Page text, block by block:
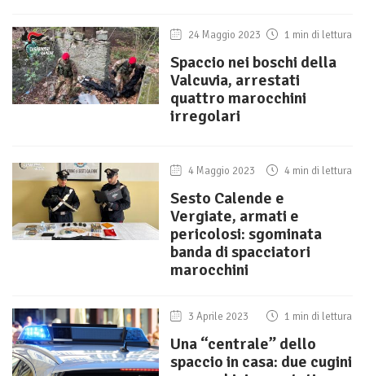
24 Maggio 2023 1 min di lettura
Spaccio nei boschi della
Valcuvia, arrestati
quattro marocchini
irregolari
4 Maggio 2023 4 min di lettura
Sesto Calende e
Vergiate, armati e
pericolosi: sgominata
banda di spacciatori
marocchini
3 Aprile 2023 1 min di lettura
Una “centrale” dello
spaccio in casa: due cugini